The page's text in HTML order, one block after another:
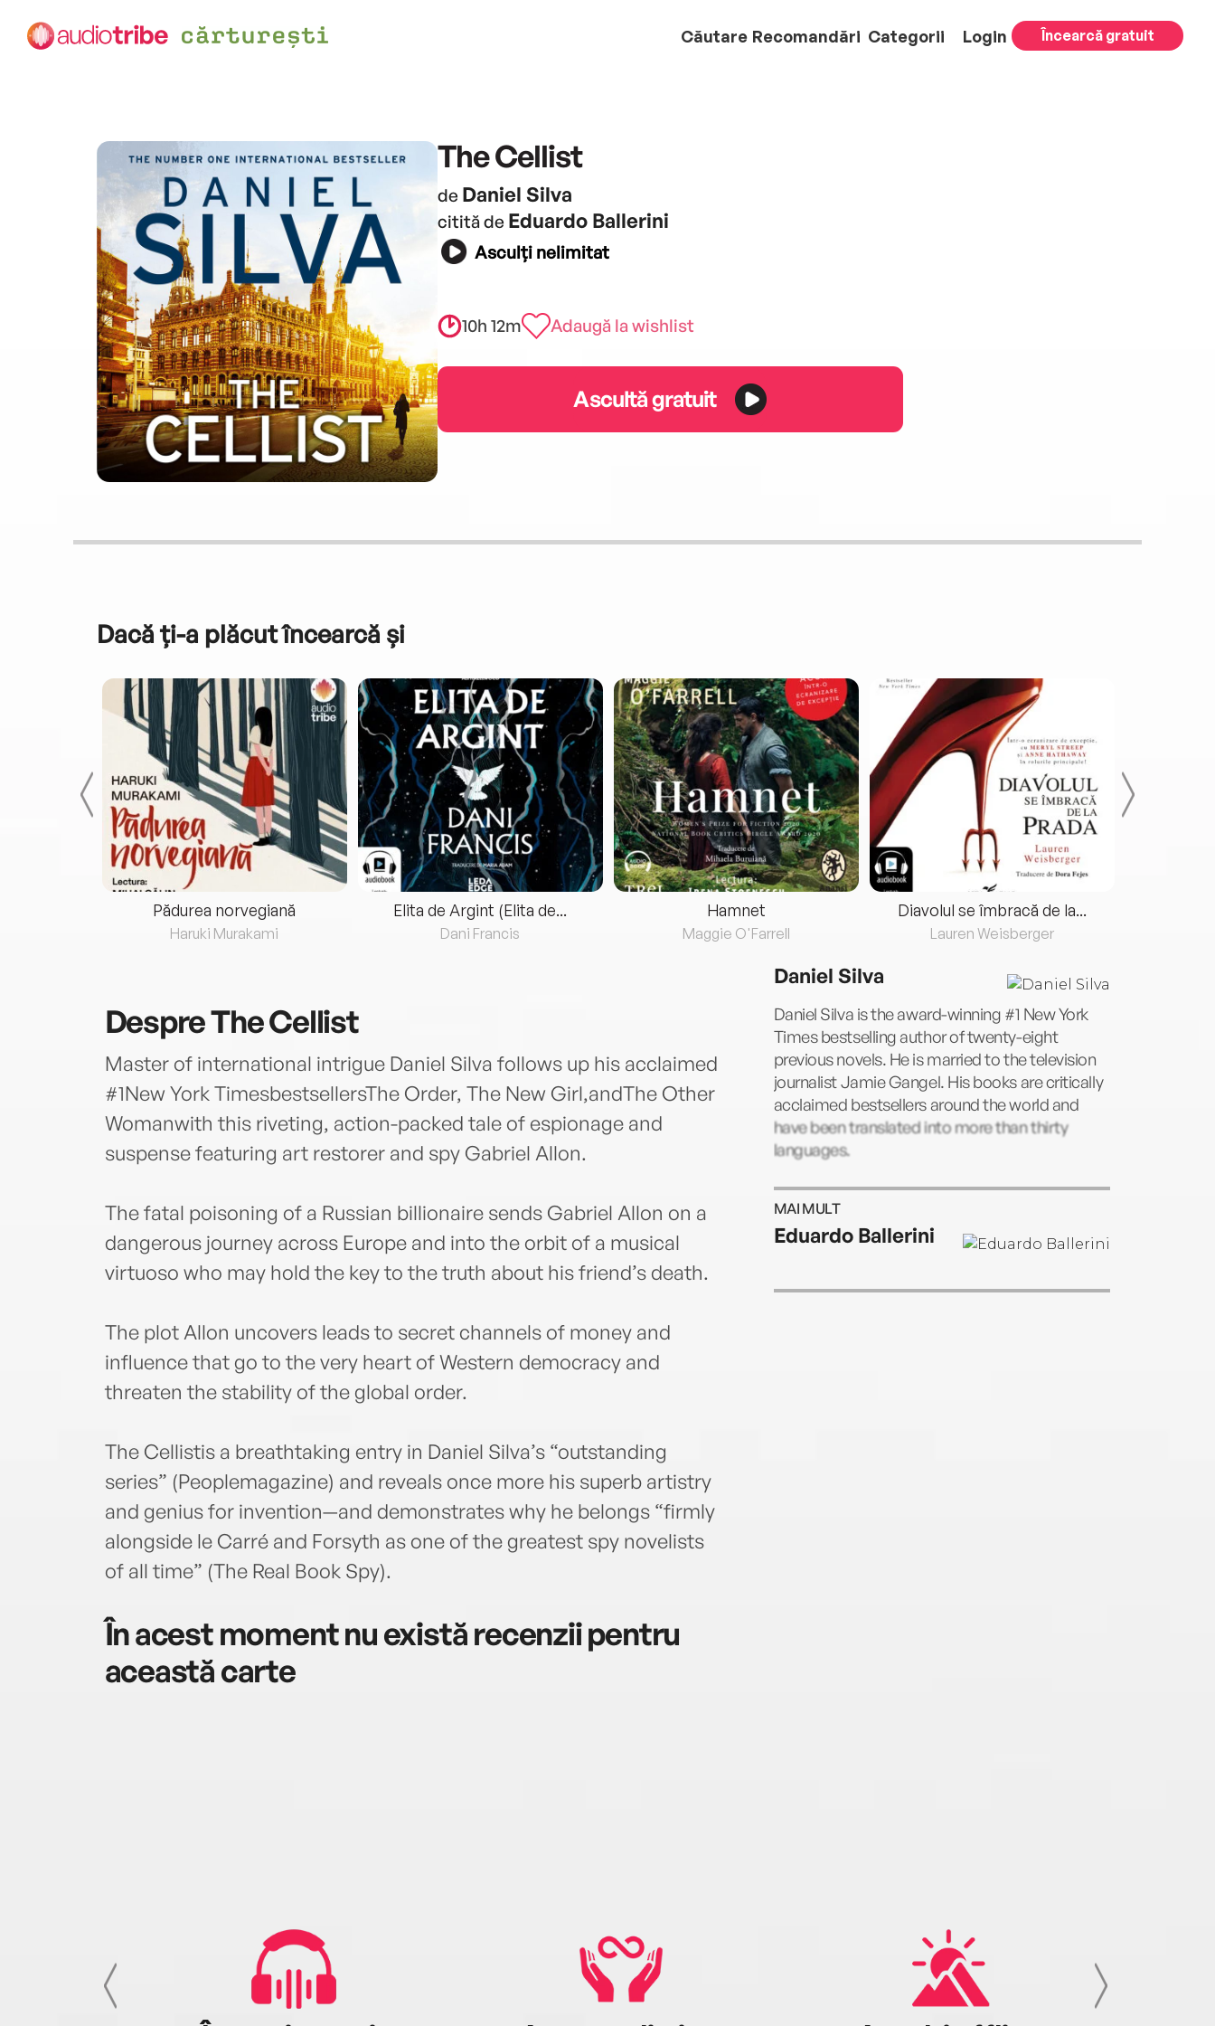
Căutare Recomandări Categorii Login Încearcă gratuit
The Cellist
de Daniel Silva
citită de Eduardo Ballerini
Asculți nelimitat
10h 12m Adaugă la wishlist
Ascultă gratuit
Dacă ți-a plăcut încearcă și
Pădurea norvegiană
Haruki Murakami
Elita de Argint (Elita de...
Dani Francis
Hamnet
Maggie O'Farrell
Diavolul se îmbracă de la...
Lauren Weisberger
DespreThe Cellist
Master of international intrigue Daniel Silva follows up his acclaimed
#1New York TimesbestsellersThe Order, The New Girl,andThe Other
Womanwith this riveting, action-packed tale of espionage and
suspense featuring art restorer and spy Gabriel Allon.
The fatal poisoning of a Russian billionaire sends Gabriel Allon on a
dangerous journey across Europe and into the orbit of a musical
virtuoso who may hold the key to the truth about his friend’s death.
The plot Allon uncovers leads to secret channels of money and
influence that go to the very heart of Western democracy and
threaten the stability of the global order.
The Cellistis a breathtaking entry in Daniel Silva’s “outstanding
series” (Peoplemagazine) and reveals once more his superb artistry
and genius for invention—and demonstrates why he belongs “firmly
alongside le Carré and Forsyth as one of the greatest spy novelists
of all time” (The Real Book Spy).
În acest moment nu există recenzii pentru
această carte
Daniel Silva
Daniel Silva is the award-winning #1 New York
Times bestselling author of twenty-eight
previous novels. He is married to the television
journalist Jamie Gangel. His books are critically
acclaimed bestsellers around the world and
have been translated into more than thirty
languages.
MAI MULT
Eduardo Ballerini